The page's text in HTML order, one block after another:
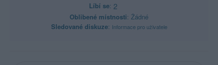
Líbí se: 2
Oblibené místnosti: Žádné
Sledované diskuze: Informace pro uživatele